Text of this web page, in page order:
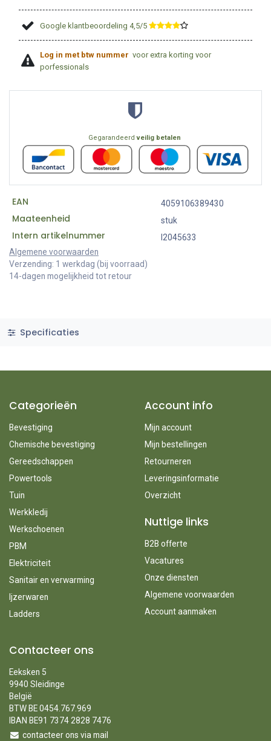
Google klantbeoordeling 4,5/5 ​
Log in met btw nummer voor extra korting voor
porfessionals
Gegarandeerdveilig betalen
EAN 4059106389430
Maateenheid stuk
Intern artikelnummer
I2045633
Algemene voorwaarden
Verzending: 1 werkdag (bij voorraad)
14-dagen mogelijkheid tot retour
Specificaties
Categorieën
Bevestiging
Chemische bevestiging
Gereedschappen
Powertools
Tuin
Werkkledij
Werkschoenen
PBM
Elektriciteit
Sanitair en verwarming
Ijzerwaren
Ladders
Account info
Mijn account
Mijn bestellingen
Retourneren
Leveringsinformatie
Overzicht
Nuttige links
B2B offerte
Vacatures
Onze diensten
Algemene voorwaarden
Account aanmaken
Contacteer ons
Eeksken 5
9940 Sleidinge
België
BTW BE 0454.767.969
IBAN BE91 7374 2828 7476
contacteer ons via mail